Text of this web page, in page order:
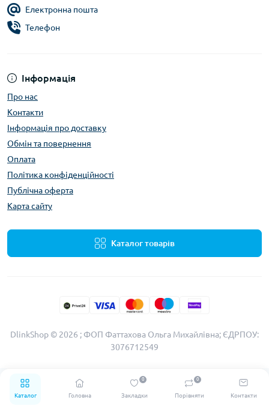
Каталог Головна Закладки
0
Порівняти
0
Контакти
Інформація
Про нас
Контакти
Інформація про доставку
Обмін та повернення
Оплата
Політика конфіденційності
Публічна оферта
Карта сайту
Каталог товарів
Електронна пошта
Телефон
DlinkShop © 2026 ; ФОП Фаттахова Ольга Михайлівна; ЄДРПОУ:
3076712549